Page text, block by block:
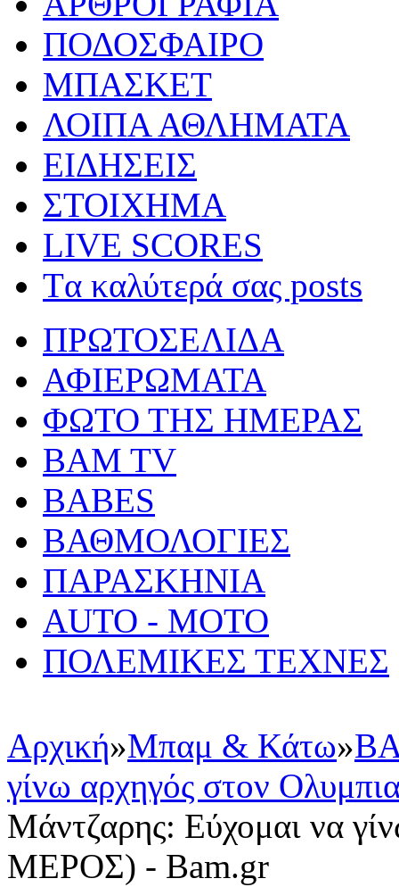
ΠΟΔΟΣΦΑΙΡΟ
ΜΠΑΣΚΕΤ
ΛΟΙΠΑ ΑΘΛΗΜΑΤΑ
ΕΙΔΗΣΕΙΣ
ΣΤΟΙΧΗΜΑ
LIVE SCORES
Tα καλύτερά σας posts
ΠΡΩΤΟΣΕΛΙΔΑ
ΑΦΙΕΡΩΜΑΤΑ
ΦΩΤΟ ΤΗΣ ΗΜΕΡΑΣ
BAM TV
BABES
ΒΑΘΜΟΛΟΓΙΕΣ
ΠΑΡΑΣΚΗΝΙΑ
AUTO - MOTO
ΠΟΛΕΜΙΚΕΣ ΤΕΧΝΕΣ
Αρχική»Μπαμ & Κάτω»
γίνω αρχηγός στον
Μάντζαρης: Εύχομαι να
ΜΕΡΟΣ) - Bam.gr